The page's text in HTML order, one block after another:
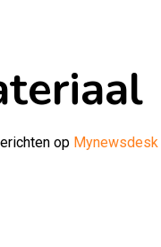
op Mynewsdesk